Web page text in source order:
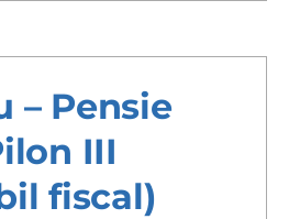
– Pensie
III
fiscal)